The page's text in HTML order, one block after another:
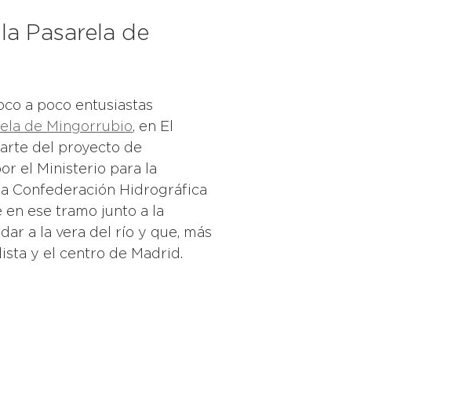
Pasarela de
a poco entusiastas
de Mingorrubio, en El
del proyecto de
el Ministerio para la
Confederación Hidrográfica
en ese tramo junto a la
a la vera del río y que, más
y el centro de Madrid.